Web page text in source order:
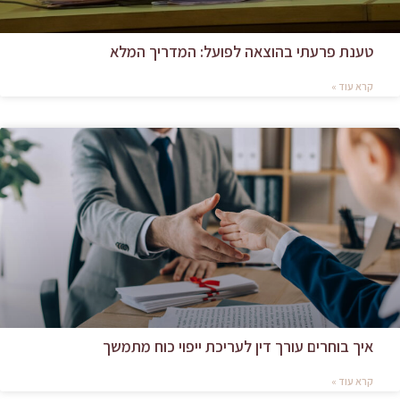
טענת פרעתי בהוצאה לפועל: המדריך המלא
קרא עוד »
איך בוחרים עורך דין לעריכת ייפוי כוח מתמשך
קרא עוד »